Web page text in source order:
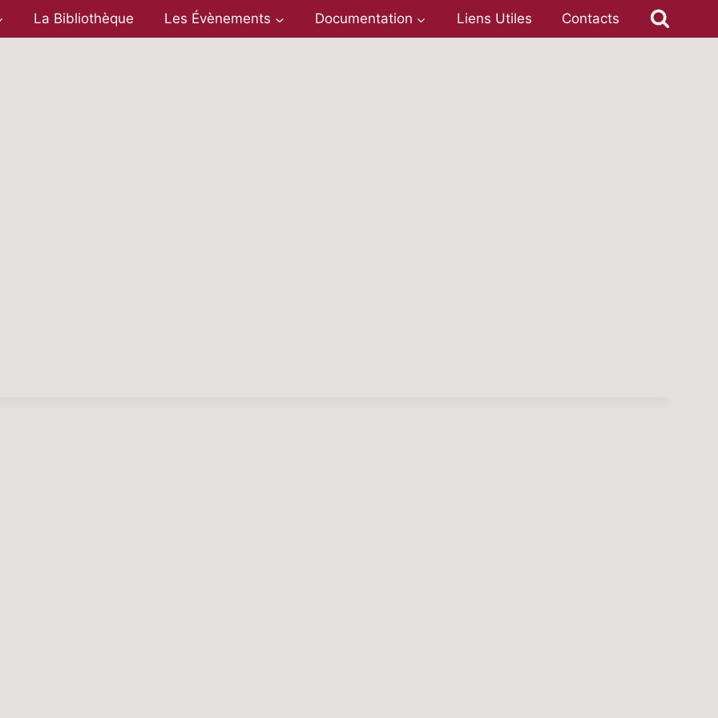
La Bibliothèque Les Évènements Documentation Liens Utiles Contacts